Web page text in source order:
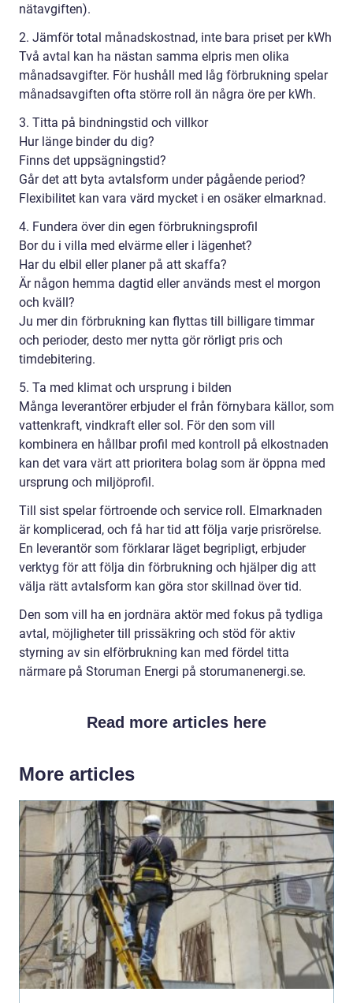
nätavgiften).
2. Jämför total månadskostnad, inte bara priset per kWh
Två avtal kan ha nästan samma elpris men olika
månadsavgifter. För hushåll med låg förbrukning spelar
månadsavgiften ofta större roll än några öre per kWh.
3. Titta på bindningstid och villkor
Hur länge binder du dig?
Finns det uppsägningstid?
Går det att byta avtalsform under pågående period?
Flexibilitet kan vara värd mycket i en osäker elmarknad.
4. Fundera över din egen förbrukningsprofil
Bor du i villa med elvärme eller i lägenhet?
Har du elbil eller planer på att skaffa?
Är någon hemma dagtid eller används mest el morgon
och kväll?
Ju mer din förbrukning kan flyttas till billigare timmar
och perioder, desto mer nytta gör rörligt pris och
timdebitering.
5. Ta med klimat och ursprung i bilden
Många leverantörer erbjuder el från förnybara källor, som
vattenkraft, vindkraft eller sol. För den som vill
kombinera en hållbar profil med kontroll på elkostnaden
kan det vara värt att prioritera bolag som är öppna med
ursprung och miljöprofil.
Till sist spelar förtroende och service roll. Elmarknaden
är komplicerad, och få har tid att följa varje prisrörelse.
En leverantör som förklarar läget begripligt, erbjuder
verktyg för att följa din förbrukning och hjälper dig att
välja rätt avtalsform kan göra stor skillnad över tid.
Den som vill ha en jordnära aktör med fokus på tydliga
avtal, möjligheter till prissäkring och stöd för aktiv
styrning av sin elförbrukning kan med fördel titta
närmare på Storuman Energi på storumanenergi.se.
Read more articles here
More articles